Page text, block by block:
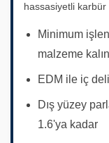
hassasiyetli karbür
Minimum
malzeme
EDM ile iç
Dış yüzey
1.6'ya kadar